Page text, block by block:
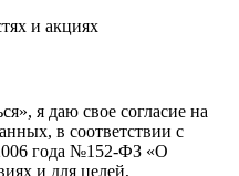
и акциях
я даю свое согласие на
в соответствии с
года №152-ФЗ «О
и для целей,